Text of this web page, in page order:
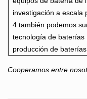
investigación a escala
4 también podemos
tecnología de baterías
producción de
Cooperamos entre